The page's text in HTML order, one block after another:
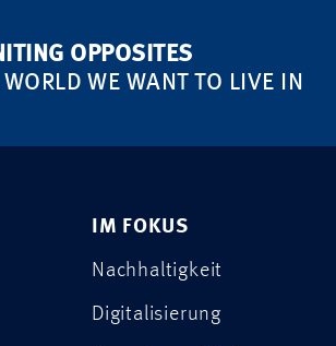
OPPOSITES
WE WANT TO LIVE IN
IM FOKUS
Nachhaltigkeit
Digitalisierung